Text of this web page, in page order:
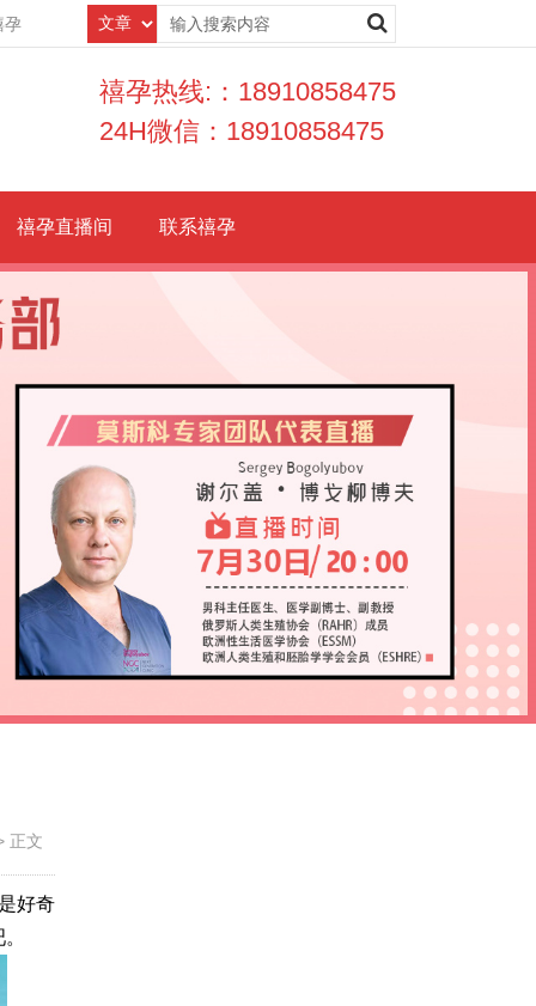
孕
禧孕热线:：18910858475
24H微信：18910858475
禧孕直播间 联系禧孕
正文
好奇